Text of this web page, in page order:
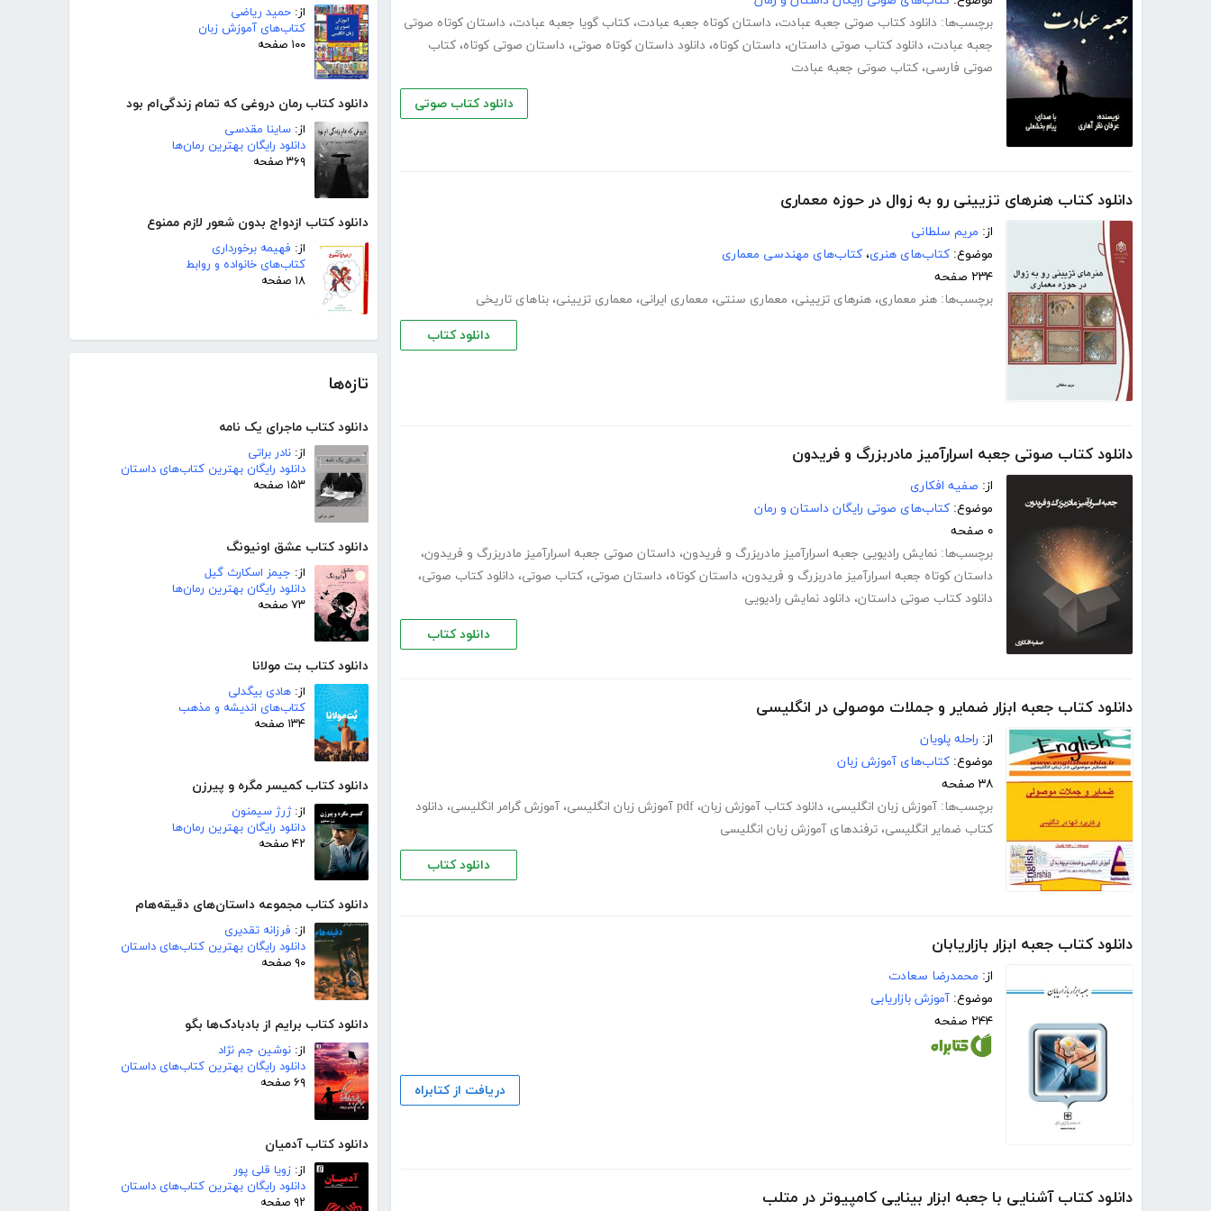
از: حمید ریاضی
کتاب‌های آموزش زبان
۱۰۰ صفحه
دانلود کتاب رمان دروغی که تمام زندگی‌ام بود
از: ساینا مقدسی
دانلود رایگان بهترین رمان‌ها
۳۶۹ صفحه
دانلود کتاب ازدواج بدون شعور لازم ممنوع
از: فهیمه برخورداری
کتاب‌های خانواده و روابط
۱۸ صفحه
تازه‌ها
دانلود کتاب ماجرای یک نامه
از: نادر براتی
دانلود رایگان بهترین کتاب‌های داستان
۱۵۳ صفحه
دانلود کتاب عشق اونیونگ
از: جیمز اسکارث گیل
دانلود رایگان بهترین رمان‌ها
۷۳ صفحه
دانلود کتاب بت مولانا
از: هادی بیگدلی
کتاب‌های اندیشه و مذهب
۱۳۴ صفحه
دانلود کتاب کمیسر مگره و پیرزن
از:ژرژ سیمنون
دانلود رایگان بهترین رمان‌ها
۴۲ صفحه
دانلود کتاب مجموعه داستان‌های دقیقه‌هام
از: فرزانه تقدیری
دانلود رایگان بهترین کتاب‌های داستان
۹۰ صفحه
دانلود کتاب برایم از بادبادک‌ها بگو
از: نوشین جم نژاد
دانلود رایگان بهترین کتاب‌های داستان
۶۹ صفحه
دانلود کتاب آدمیان
از: زویا قلی پور
دانلود رایگان بهترین کتاب‌های داستان
۹۲ صفحه
برچسب‌ها: دانلود کتاب صوتی جعبه عبادت، داستان کوتاه جعبه عبادت، کتاب گویا جعبه عبادت، داستان کوتاه صوتی
جعبه عبادت، دانلود کتاب صوتی داستان، داستان کوتاه، دانلود داستان کوتاه صوتی، داستان صوتی کوتاه، کتاب
صوتی فارسی، کتاب صوتی جعبه عبادت
دانلود کتاب صوتی
دانلود کتاب هنرهای تزیینی رو به زوال در حوزه معماری
از: مریم سلطانی
موضوع: کتاب‌های هنری، کتاب‌های مهندسی معماری
۲۳۴ صفحه
برچسب‌ها: هنر معماری، هنرهای تزیینی، معماری سنتی، معماری ایرانی، معماری تزیینی، بناهای تاریخی
دانلود کتاب
دانلود کتاب صوتی جعبه اسرارآمیز مادربزرگ و فریدون
از: صفیه افکاری
موضوع: کتاب‌های صوتی رایگان داستان و رمان
۰ صفحه
برچسب‌ها: نمایش رادیویی جعبه اسرارآمیز مادربزرگ و فریدون، داستان صوتی جعبه اسرارآمیز مادربزرگ و فریدون،
داستان کوتاه جعبه اسرارآمیز مادربزرگ و فریدون، داستان کوتاه، داستان صوتی، کتاب صوتی، دانلود کتاب صوتی،
دانلود کتاب صوتی داستان، دانلود نمایش رادیویی
دانلود کتاب
دانلود کتاب جعبه ابزار ضمایر و جملات موصولی در انگلیسی
از: راحله پلویان
موضوع: کتاب‌های آموزش زبان
۳۸ صفحه
برچسب‌ها: آموزش زبان انگلیسی، دانلود کتاب آموزش زبان، pdf آموزش زبان انگلیسی ، آموزش گرامر انگلیسی، دانلود
کتاب ضمایر انگلیسی، ترفندهای آموزش زبان انگلیسی
دانلود کتاب
دانلود کتاب جعبه ابزار بازاریابان
از: محمدرضا سعادت
موضوع: آموزش بازاریابی
۲۴۴ صفحه
دریافت از کتابراه
دانلود کتاب آشنایی با جعبه ابزار بینایی کامپیوتر در متلب